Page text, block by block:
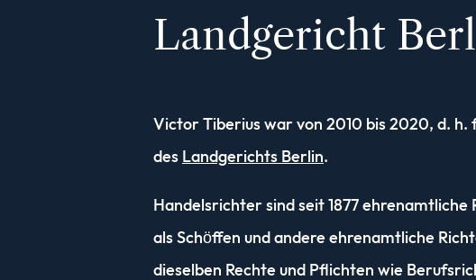
Landgericht
Victor Tiberius war von 2010 bis 2020, d.
des Landgerichts Berlin.
Handelsrichter sind seit 1877
als Schöffen und andere ehrenamtliche
dieselben Rechte und Pflichten wie